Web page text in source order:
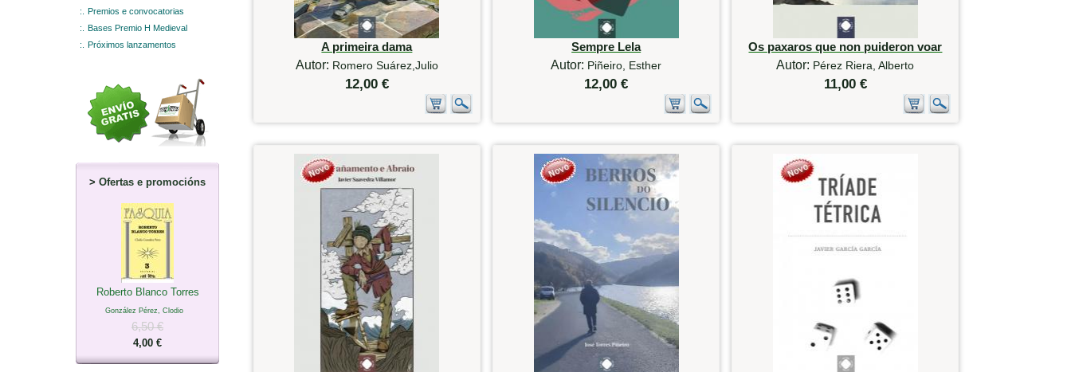
:.
Premios e convocatorias
:.
Bases Premio H Medieval
:.
Próximos lanzamentos
> Ofertas e promocións
Roberto Blanco Torres
González Pérez, Clodio
6,50 €
4,00 €
A primeira dama
Autor: Romero Suárez,Julio
12,00 €
Sempre Lela
Autor: Piñeiro, Esther
12,00 €
Os paxaros que non puideron voar
Autor: Pérez Riera, Alberto
11,00 €